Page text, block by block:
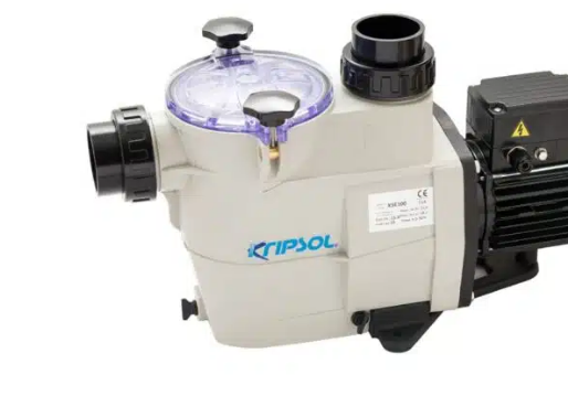
Труби та фітинги
Накриття на басейн
Закладні деталі
Оздоблювальні матеріали
Обладнання для саун
Теплові насоси для дому
Аквафітнес і відпочинок на воді
Запчастини
Без категорії